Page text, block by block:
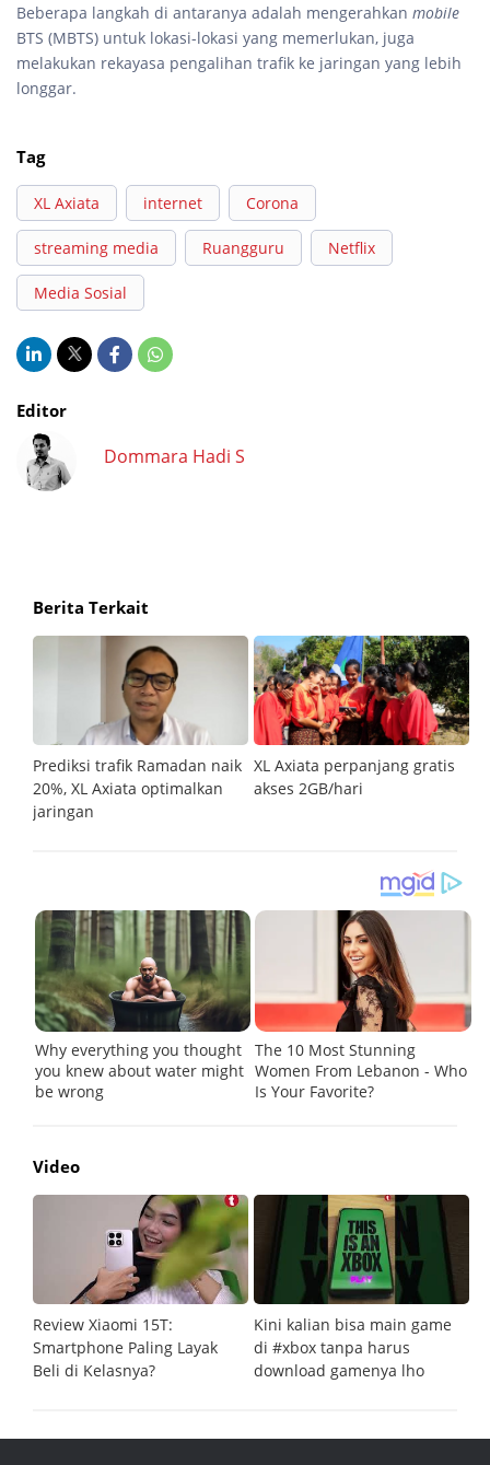
Beberapa langkah di antaranya adalah mengerahkan mobile
BTS (MBTS) untuk lokasi-lokasi yang memerlukan, juga
melakukan rekayasa pengalihan trafik ke jaringan yang lebih
longgar.
Tag
XL Axiata internet Corona
streaming media Ruangguru Netflix
Media Sosial
Editor
Dommara Hadi S
Berita Terkait
Prediksi trafik Ramadan naik
20%, XL Axiata optimalkan
jaringan
XL Axiata perpanjang gratis
akses 2GB/hari
Video
Review Xiaomi 15T:
Smartphone Paling Layak
Beli di Kelasnya?
Kini kalian bisa main game
di #xbox tanpa harus
download gamenya lho